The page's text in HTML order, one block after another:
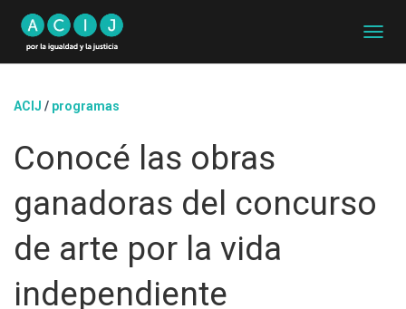
A
D
ACIJ / programas
Conocé las obras
ganadoras del concurso
de arte por la vida
independiente